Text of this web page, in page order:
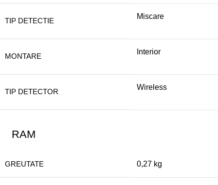
TIP DETECTIE
Miscare
MONTARE
Interior
TIP DETECTOR
Wireless
RAM
GREUTATE 0,27 kg